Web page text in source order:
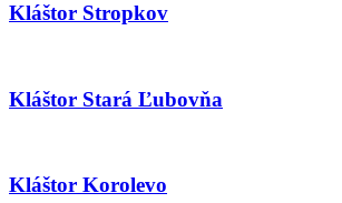
Kláštor Stropkov
Kláštor Stará Ľubovňa
Kláštor Korolevo